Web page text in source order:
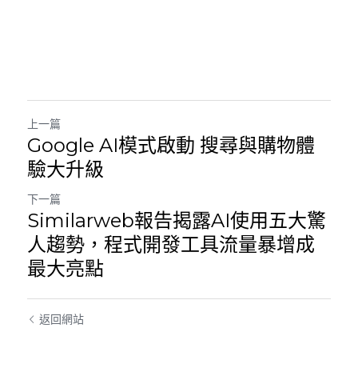
上一篇
Google AI模式啟動 搜尋與購物體
驗大升級
下一篇
Similarweb報告揭露AI使用五大驚
人趨勢，程式開發工具流量暴增成
最大亮點
返回網站